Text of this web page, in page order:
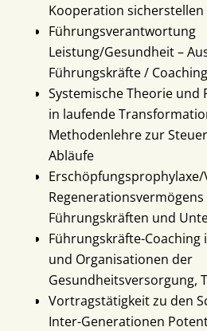
Kooperation sicherstellen
Führungsverantwortung
Leistung/Gesundheit –
Führungskräfte / Coaching
Systemische Theorie und
in laufende
Methodenlehre zur
Abläufe
Regenerationsvermögens
Führungskräften und
Führungskräfte-
und Organisationen der
Gesundheitsversorgung,
Vortragstätigkeit zu den
Inter-Generationen